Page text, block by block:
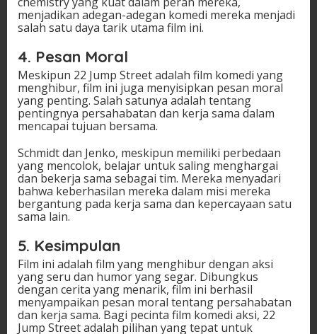
menjadikan adegan-adegan komedi mereka menjadi
salah satu daya tarik utama film ini.
4. Pesan Moral
Meskipun 22 Jump Street adalah film komedi yang
menghibur, film ini juga menyisipkan pesan moral
yang penting. Salah satunya adalah tentang
pentingnya persahabatan dan kerja sama dalam
mencapai tujuan bersama.
Schmidt dan Jenko, meskipun memiliki perbedaan
yang mencolok, belajar untuk saling menghargai
dan bekerja sama sebagai tim. Mereka menyadari
bahwa keberhasilan mereka dalam misi mereka
bergantung pada kerja sama dan kepercayaan satu
sama lain.
5. Kesimpulan
Film ini adalah film yang menghibur dengan aksi
yang seru dan humor yang segar. Dibungkus
dengan cerita yang menarik, film ini berhasil
menyampaikan pesan moral tentang persahabatan
dan kerja sama. Bagi pecinta film komedi aksi, 22
Jump Street adalah pilihan yang tepat untuk